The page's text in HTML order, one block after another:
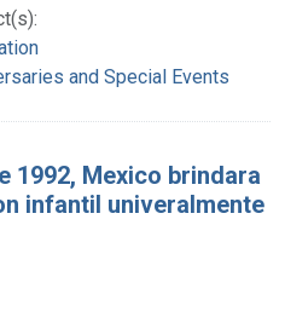
and Special Events
1992, Mexico brindara
infantil univeralmente